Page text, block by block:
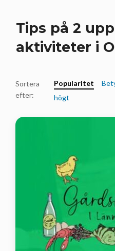
Tips på 2
aktiviteter i
Sortera
efter:
Popularitet
högt